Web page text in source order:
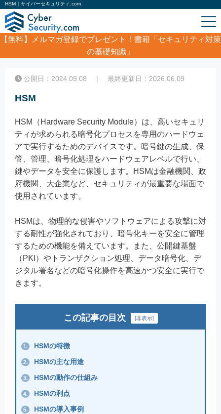
HSM｜サイバーセキュリティ.com
【無料】
メルマガ登録でプレゼント！書籍「セキュリティ対策
の基礎知識」
HSM
公開日：2024.09.08 ｜ 最終更新日：2026.06.09
HSM
HSM（Hardware Security Module）は、高いセキュリ
ティが求められる暗号化プロセスを専用のハードウェ
アで実行するためのデバイスです。暗号鍵の生成、保
管、管理、暗号化処理をハードウェアレベルで行い、
鍵やデータを安全に保護します。HSMは金融機関、政
府機関、大企業など、セキュリティが最重要な場面で
使用されています。
HSMは、物理的な侵害やソフトウェアによる攻撃に対
する耐性が強化されており、暗号化キーを安全に管理
するための機能を備えています。また、公開鍵基盤
（PKI）やトランザクション処理、データ暗号化、デ
ジタル署名などの暗号化操作を高速かつ安全に実行で
きます。
この記事の目次 [非表示]
1. HSMの特徴
2. HSMの主な用途
3. HSMの動作の仕組み
4. HSMの利点
5. HSMの導入事例